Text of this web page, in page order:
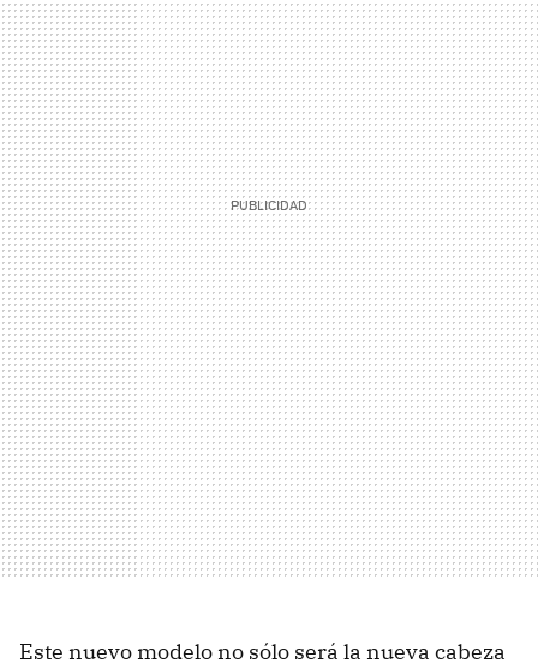
Este nuevo modelo no sólo será la nueva cabeza